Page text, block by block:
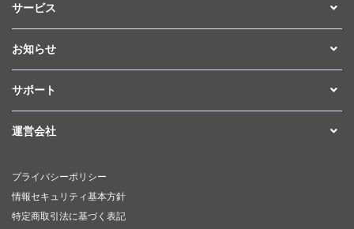
サービス
お知らせ
サポート
運営会社
プライバシーポリシー
情報セキュリティ基本方針
特定商取引法に基づく表記